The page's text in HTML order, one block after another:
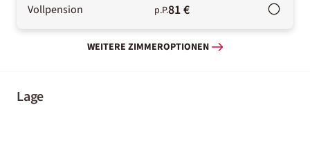
Vollpension p.P.81 €
WEITERE ZIMMEROPTIONEN
Lage